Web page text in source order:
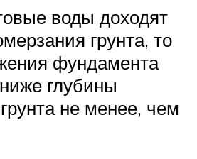
воды доходят
грунта, то
фундамента
глубины
не менее, чем